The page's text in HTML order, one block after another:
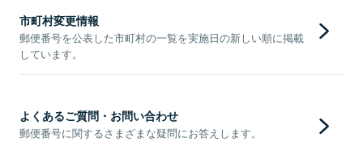
市町村変更情報
郵便番号を公表した市町村の一覧を実施日の新しい順に掲載
しています。
よくあるご質問・お問い合わせ
郵便番号に関するさまざまな疑問にお答えします。